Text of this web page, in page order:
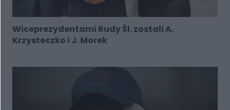
Wiceprezydentami Rudy Śl. zostali A.
Krzysteczko i J. Morek